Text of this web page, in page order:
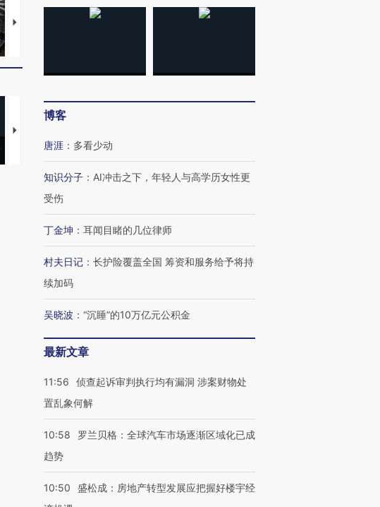
马航飞行员跨国走私7万
【推广】走进第四届链博
会，让数智科技“链”接产
博客
唐涯 ： 多看少动
知识分子 ： AI冲击之下，年轻人与高学历女性更
受伤
丁金坤 ： 耳闻目睹的几位律师
村夫日记 ： 长护险覆盖全国 筹资和服务给予将持
续加码
吴晓波 ： “沉睡”的10万亿元公积金
最新文章
11:56
侦查起诉审判执行均有漏洞 涉案财物处
置乱象何解
10:58
罗兰贝格：全球汽车市场逐渐区域化已成
趋势
10:50
盛松成：房地产转型发展应把握好楼宇经